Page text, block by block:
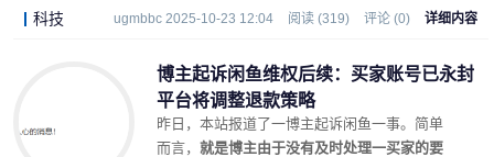
科技 ugmbbc 2025-10-23 12:04 阅读 (319) 评论 (0) 详细内容
博主起诉闲鱼维权后续：买家账号已永封
平台将调整退款策略
昨日，本站报道了一博主起诉闲鱼一事。简单
而言， 就是博主由于没有及时处理一买家的要